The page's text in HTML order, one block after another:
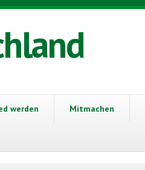
werden Mitmachen